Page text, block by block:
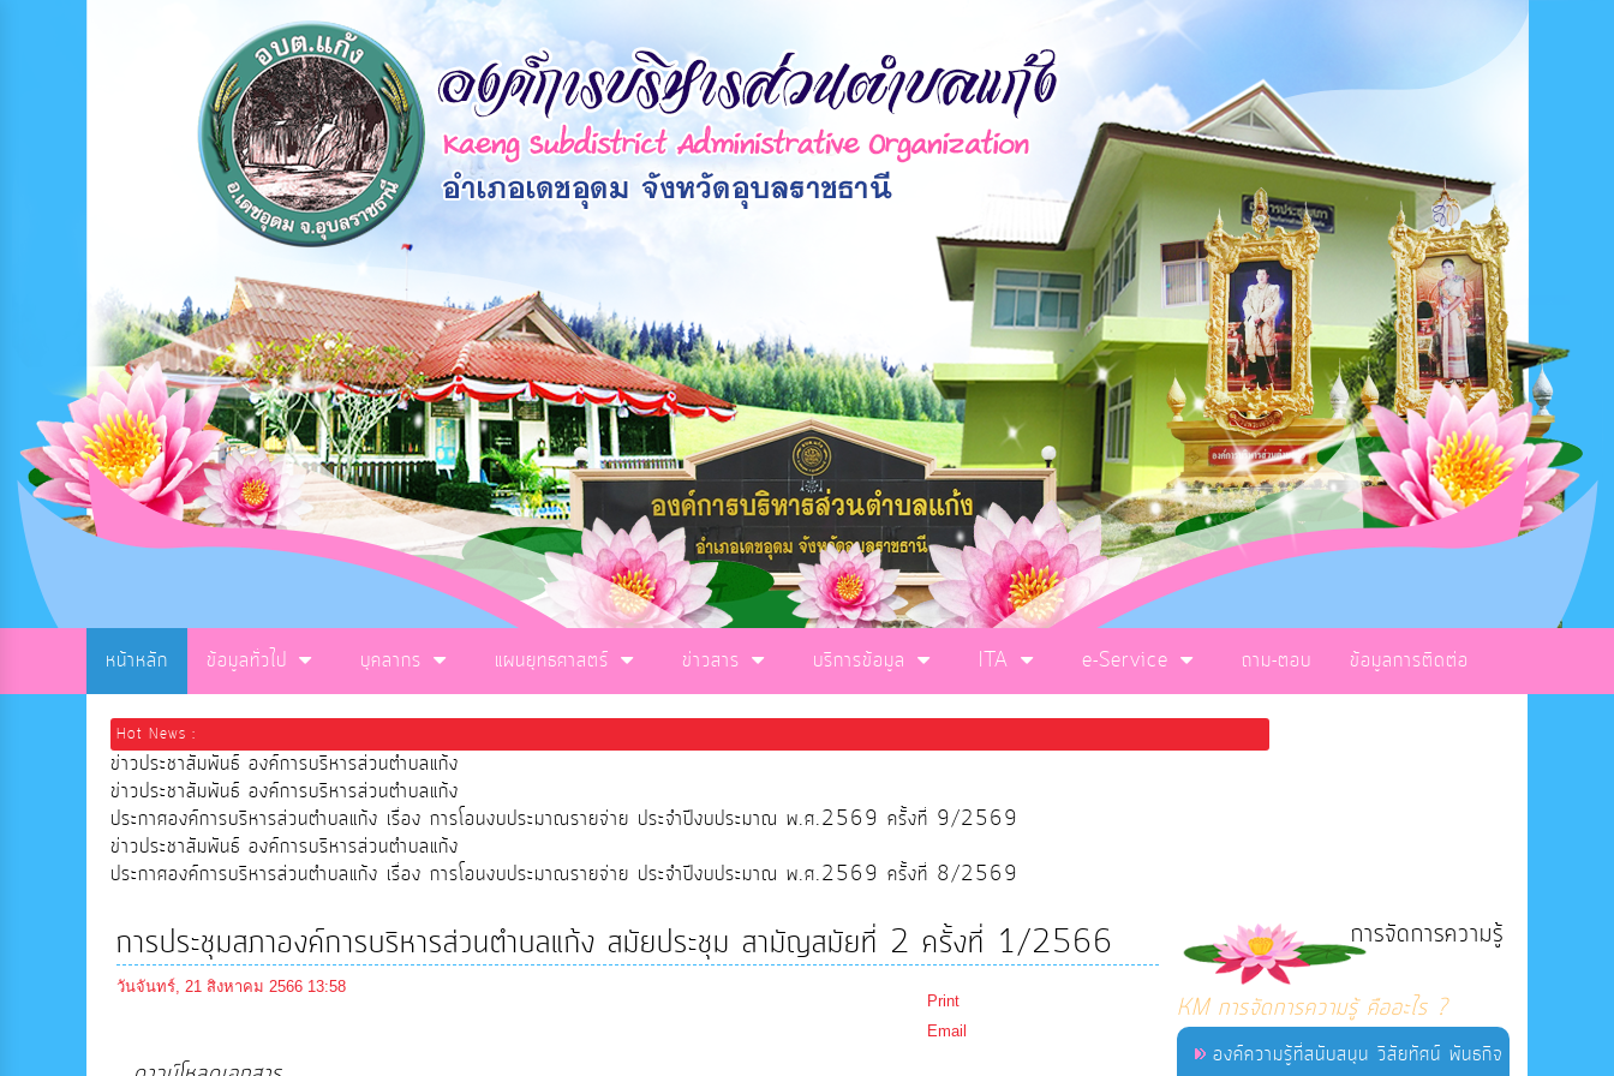
หน้าหลัก ข้อมูลทั่วไป บุคลากร แผนยุทธศาสตร์ ข่าวสาร บริการข้อมูล ITA e-Service ถาม-ตอบ ข้อมูลการติดต่อ
Hot News :
ข่าวประชาสัมพันธ์ องค์การบริหารส่วนตำบลแก้ง
ข่าวประชาสัมพันธ์ องค์การบริหารส่วนตำบลแก้ง
ประกาศองค์การบริหารส่วนตำบลแก้ง เรื่อง การโอนงบประมาณรายจ่าย ประจำปีงบประมาณ พ.ศ.2569 ครั้งที่ 9/2569
ข่าวประชาสัมพันธ์ องค์การบริหารส่วนตำบลแก้ง
ประกาศองค์การบริหารส่วนตำบลแก้ง เรื่อง การโอนงบประมาณรายจ่าย ประจำปีงบประมาณ พ.ศ.2569 ครั้งที่ 8/2569
การประชุมสภาองค์การบริหารส่วนตำบลแก้ง สมัยประชุม สามัญสมัยที่ 2 ครั้งที่ 1/2566
วันจันทร์, 21 สิงหาคม 2566 13:58
Print
Email
การจัดการความรู้
KM การจัดการความรู้ คืออะไร ?
องค์ความรู้ที่สนับสนุน วิสัยทัศน์ พันธกิจ